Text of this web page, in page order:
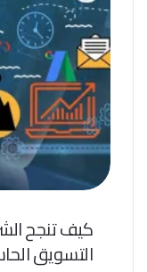
كيف تنجح
التسويق